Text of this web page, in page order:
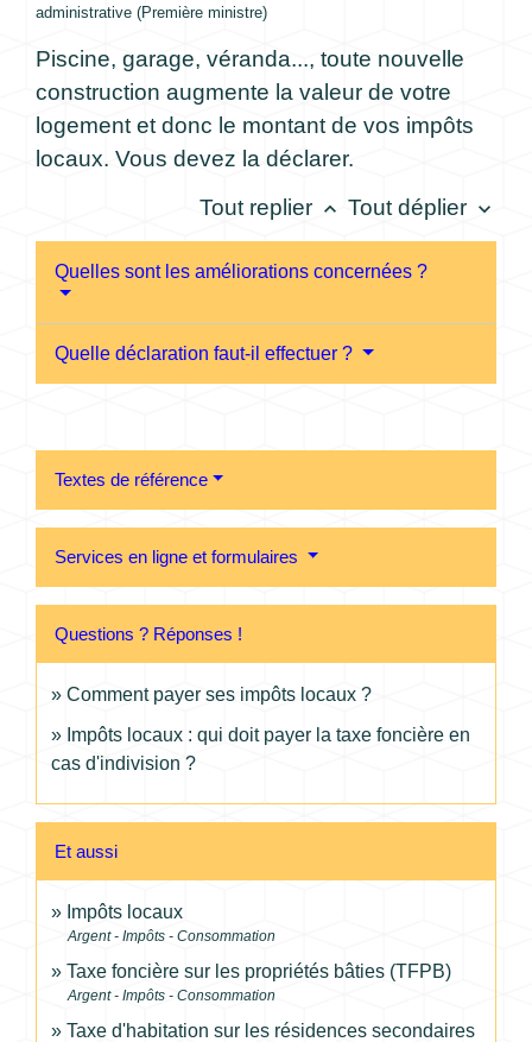
administrative (Première ministre)
Piscine, garage, véranda..., toute nouvelle
construction augmente la valeur de votre
logement et donc le montant de vos impôts
locaux. Vous devez la déclarer.
Tout replier keyboard_arrow_up Tout déplier keyboard_arrow_down
Quelles sont les améliorations concernées ?
Quelle déclaration faut-il effectuer ?
Textes de référence
Services en ligne et formulaires
Questions ? Réponses !
Comment payer ses impôts locaux ?
Impôts locaux : qui doit payer la taxe foncière en
cas d'indivision ?
Et aussi
Impôts locaux
Argent - Impôts - Consommation
Taxe foncière sur les propriétés bâties (TFPB)
Argent - Impôts - Consommation
Taxe d'habitation sur les résidences secondaires